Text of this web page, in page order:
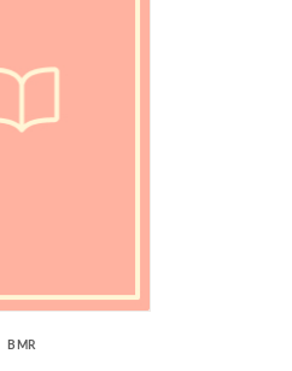
BMR